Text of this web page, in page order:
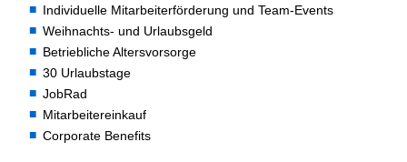
Individuelle Mitarbeiterförderung und Team-Events
Weihnachts- und Urlaubsgeld
Betriebliche Altersvorsorge
30 Urlaubstage
JobRad
Mitarbeitereinkauf
Corporate Benefits